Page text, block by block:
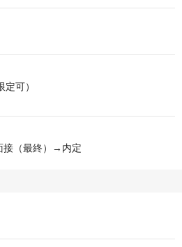
可）
（最終）→内定